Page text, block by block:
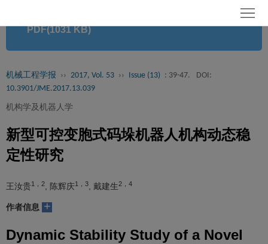
论
服
刊
态
分
目
录
入
集
关
于
读
PDF(1031 KB)
机械工程学报 ›› 2017, Vol. 53 ›› Issue (13) : 39-47.
DOI:
10.3901/JME.2017.13.039
机构学及机器人学
新型可控变胞式码垛机器人机构动态稳
定性研究
王汝贵1，2 , 陈辉庆1，3 , 戴建生2，4
作者信息 +
Dynamic Stability Study of a Novel